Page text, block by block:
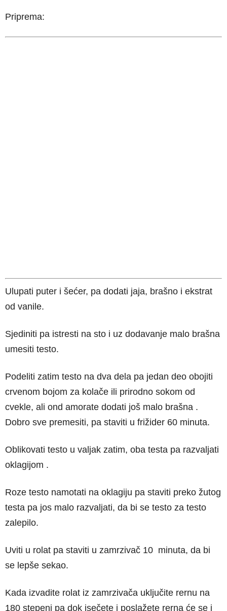
Priprema:
Ulupati puter i šećer, pa dodati jaja, brašno i ekstrat
od vanile.
Sjediniti pa istresti na sto i uz dodavanje malo brašna
umesiti testo.
Podeliti zatim testo na dva dela pa jedan deo obojiti
crvenom bojom za kolače ili prirodno sokom od
cvekle, ali ond amorate dodati još malo brašna .
Dobro sve premesiti, pa staviti u frižider 60 minuta.
Oblikovati testo u valjak zatim, oba testa pa razvaljati
oklagijom .
Roze testo namotati na oklagiju pa staviti preko žutog
testa pa jos malo razvaljati, da bi se testo za testo
zalepilo.
Uviti u rolat pa staviti u zamrzivač 10 minuta, da bi
se lepše sekao.
Kada izvadite rolat iz zamrzivača uključite rernu na
180 stepeni pa dok isečete i poslažete rerna će se i